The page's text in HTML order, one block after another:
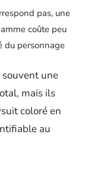
pas, une
coûte peu
du personnage
souvent une
mais ils
coloré en
au